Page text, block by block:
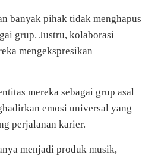
banyak pihak tidak menghapus
grup. Justru, kolaborasi
mengekspresikan
mereka sebagai grup asal
emosi universal yang
perjalanan karier.
menjadi produk musik,